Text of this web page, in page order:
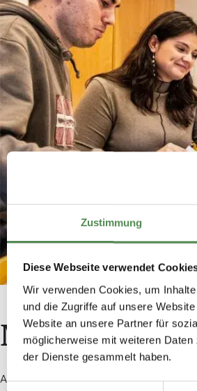
Zustimmung
Diese Webseite verwendet
Wir verwenden Cookies, um
und die Zugriffe auf unsere
Website an unsere Partner für
möglicherweise mit weiteren
der Dienste gesammelt haben.
Mit 600
Artikel vom 31.12.2023: Wenn in der